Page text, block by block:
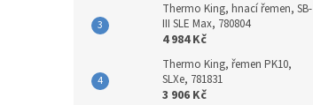
Thermo King, hnací řemen, SB-
III SLE Max, 780804
4 984 Kč
Thermo King, řemen PK10,
SLXe, 781831
3 906 Kč